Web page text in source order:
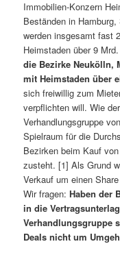
Immobilien-Konzern
Beständen in
werden insgesamt fast
Heimstaden über 9
die Bezirke Neukölln,
mit Heimstaden über
sich freiwillig zum
verpflichten will. Wie
Verhandlungsgruppe
Spielraum für die
Bezirken beim Kauf
zusteht. [1] Als Grund
Verkauf um einen
Wir fragen:Haben der
in die
Verhandlungsgruppe
Deals nicht um